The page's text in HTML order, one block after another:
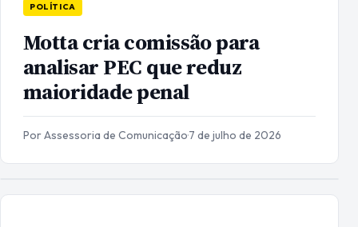
POLÍTICA
Motta cria comissão para
analisar PEC que reduz
maioridade penal
Por Assessoria de Comunicação·7 de julho de 2026